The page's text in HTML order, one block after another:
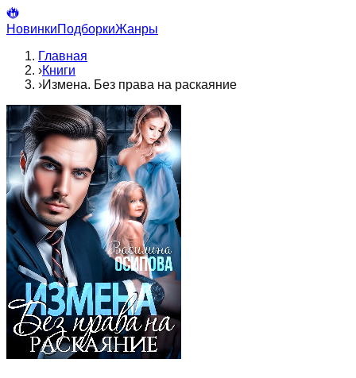
НовинкиПодборкиЖанры
Главная
›Книги
›Измена. Без права на раскаяние